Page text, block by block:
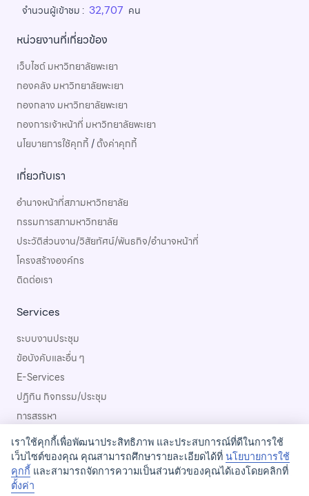
จำนวนผู้เข้าชม : 32,707 คน
หน่วยงานที่เกี่ยวข้อง
เว็บไซต์ มหาวิทยาลัยพะเยา
กองคลัง มหาวิทยาลัยพะเยา
กองกลาง มหาวิทยาลัยพะเยา
กองการเจ้าหน้าที่ มหาวิทยาลัยพะเยา
นโยบายการใช้คุกกี้/ตั้งค่าคุกกี้
เกี่ยวกับเรา
อำนาจหน้าที่สภามหาวิทยาลัย
กรรมการสภามหาวิทยาลัย
ประวัติส่วนงาน/วิสัยทัศน์/พันธกิจ/อำนาจหน้าที่
โครงสร้างองค์กร
ติดต่อเรา
Services
ระบบงานประชุม
ข้อบังคับและอื่น ๆ
E-Services
ปฏิทิน กิจกรรม/ประชุม
การสรรหา
เราใช้คุกกี้เพื่อพัฒนาประสิทธิภาพ และประสบการณ์ที่ดีในการใช้
เว็บไซต์ของคุณ คุณสามารถศึกษารายละเอียดได้ที่ นโยบายการใช้
คุกกี้ และสามารถจัดการความเป็นส่วนตัวของคุณได้เองโดยคลิกที่
ตั้งค่า